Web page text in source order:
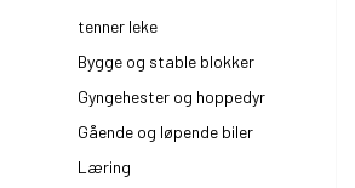
tenner leke
Bygge og stable blokker
Gyngehester og hoppedyr
Gående og løpende biler
Læring